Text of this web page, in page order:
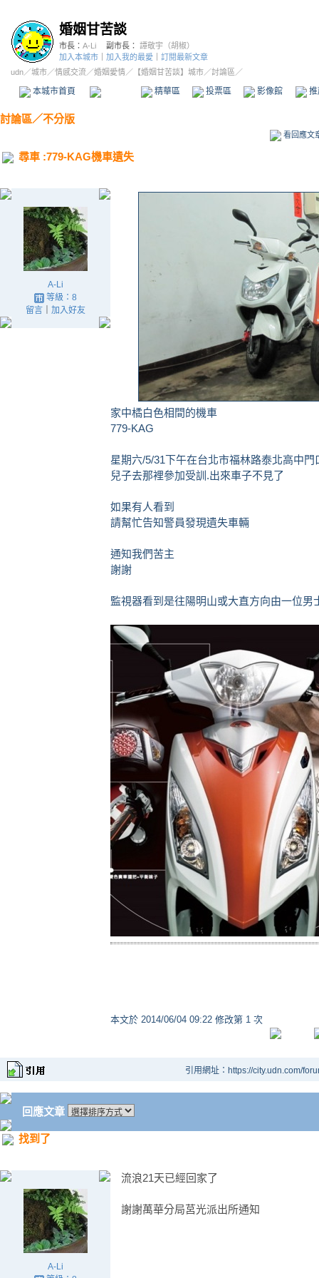
婚姻甘苦談
市長： A-Li 副市長： 譚敬宇（胡椒）
加入本城市
加入我的最愛
訂閱最新文章
udn／城市／情感交流／婚姻愛情／ 【婚姻甘苦談】城市／討論區／
本城市首頁 精華區 投票區 影像館
討論區／不分版
看回應文
尋車 :779-KAG機車遺失
A-Li
等級：8
留言｜ 加入好友
家中橘白色相間的機車
779-KAG
星期六/5/31下午在台北市福林路泰北高中門
兒子去那裡參加受訓.出來車子不見了
如果有人看到
請幫忙告知警員發現遺失車輛
通知我們苦主
謝謝
監視器看到是往陽明山或大直方向由一位男
本文於 2014/06/04 09:22 修改第 1 次
引用網址：https://city.udn.com/
回應文章
找到了
A-Li
流浪21天已經回家了
謝謝萬華分局莒光派出所通知